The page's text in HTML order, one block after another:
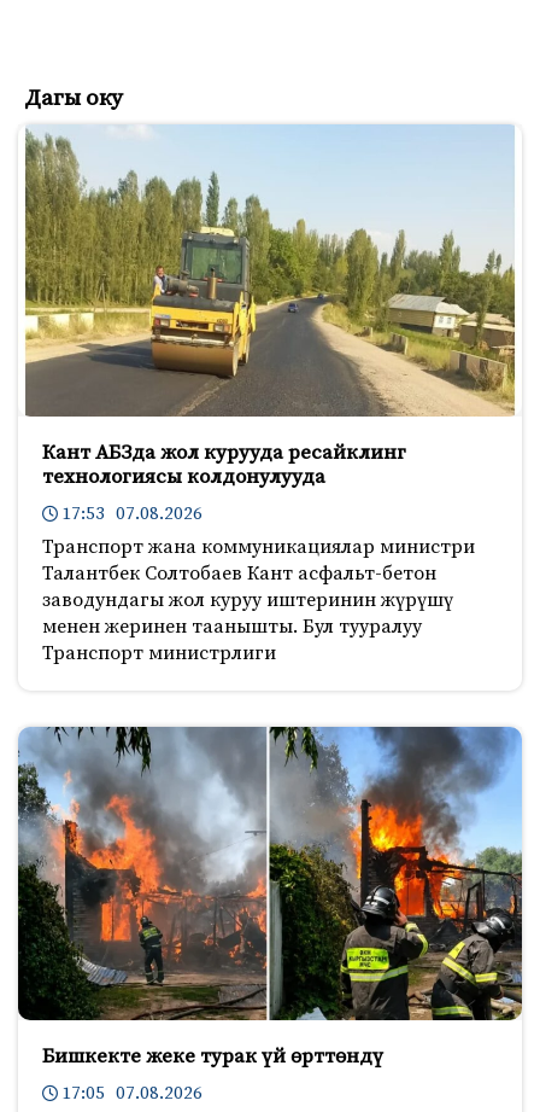
Дагы оку
Кант АБЗда жол курууда ресайклинг
технологиясы колдонулууда
17:53 07.08.2026
Транспорт жана коммуникациялар министри
Талантбек Солтобаев Кант асфальт-бетон
заводундагы жол куруу иштеринин жүрүшү
менен жеринен таанышты. Бул тууралуу
Транспорт министрлиги
Бишкекте жеке турак үй өрттөндү
17:05 07.08.2026